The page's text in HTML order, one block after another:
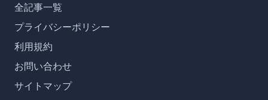
全記事一覧
プライバシーポリシー
利用規約
お問い合わせ
サイトマップ